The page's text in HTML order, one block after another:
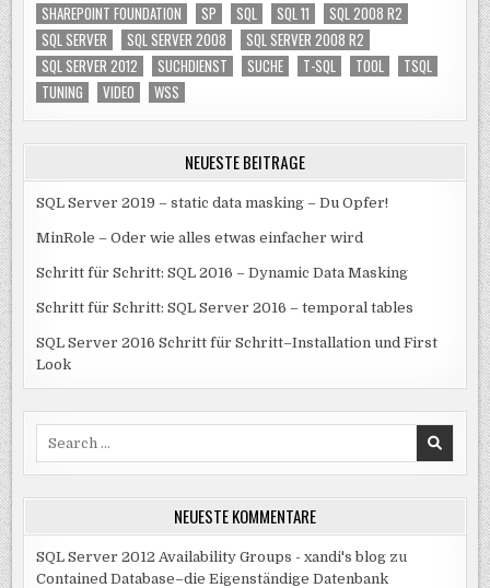
SHAREPOINT FOUNDATION
SP SQL SQL 11
SQL 2008 R2
SQL SERVER
SQL SERVER 2008
SQL SERVER 2008 R2
SQL SERVER 2012
SUCHDIENST SUCHE T-SQL TOOL
TSQL
TUNING
VIDEO WSS
NEUESTE BEITRÄGE
SQL Server 2019 – static data masking – Du Opfer!
MinRole – Oder wie alles etwas einfacher wird
Schritt für Schritt: SQL 2016 – Dynamic Data Masking
Schritt für Schritt: SQL Server 2016 – temporal tables
SQL Server 2016 Schritt für Schritt–Installation und First
Look
NEUESTE KOMMENTARE
SQL Server 2012 Availability Groups - xandi's blog zu
Contained Database–die Eigenständige Datenbank